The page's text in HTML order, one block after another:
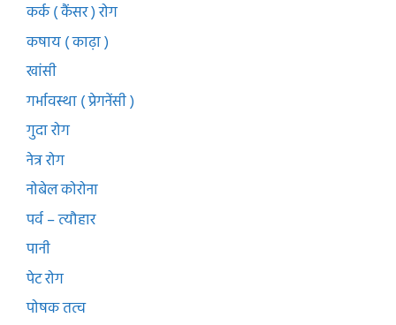
कर्क ( कैंसर ) रोग
कषाय ( काढ़ा )
खांसी
गर्भावस्था ( प्रेगनेंसी )
गुदा रोग
नेत्र रोग
नोबेल कोरोना
पर्व – त्यौहार
पानी
पेट रोग
पोषक तत्व